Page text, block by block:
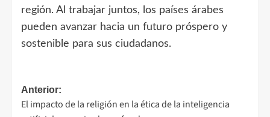
región. Al trabajar juntos, los países árabes
pueden avanzar hacia un futuro próspero y
sostenible para sus ciudadanos.
Navegación
de
Anterior:
El impacto de la religión en la ética de la inteligencia